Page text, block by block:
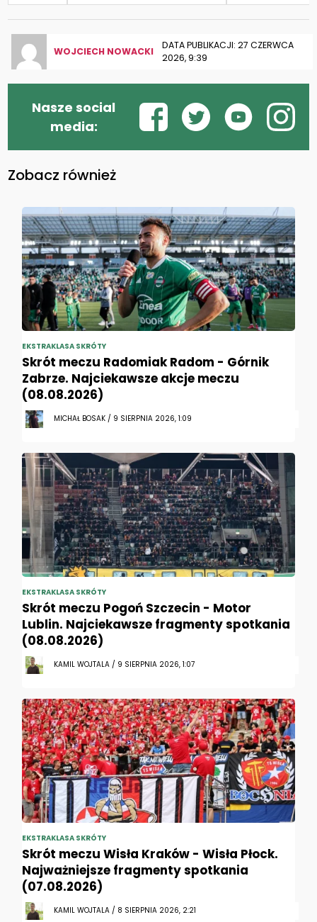
WOJCIECH NOWACKI
DATA PUBLIKACJI: 27 CZERWCA
2026, 9:39
Nasze social
media:
Zobacz również
EKSTRAKLASA SKRÓTY
Skrót meczu Radomiak Radom - Górnik
Zabrze. Najciekawsze akcje meczu
(08.08.2026)
MICHAŁ BOSAK / 9 SIERPNIA 2026, 1:09
EKSTRAKLASA SKRÓTY
Skrót meczu Pogoń Szczecin - Motor
Lublin. Najciekawsze fragmenty spotkania
(08.08.2026)
KAMIL WOJTALA / 9 SIERPNIA 2026, 1:07
EKSTRAKLASA SKRÓTY
Skrót meczu Wisła Kraków - Wisła Płock.
Najważniejsze fragmenty spotkania
(07.08.2026)
KAMIL WOJTALA / 8 SIERPNIA 2026, 2:21